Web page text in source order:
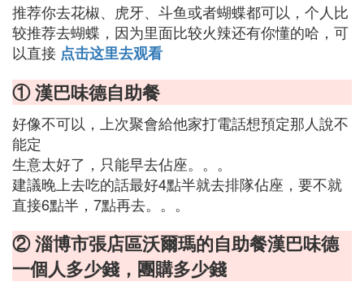
推荐你去花椒、虎牙、斗鱼或者蝴蝶都可以，个人比
较推荐去蝴蝶，因为里面比较火辣还有你懂的哈，可
以直接 点击这里去观看
① 漢巴味德自助餐
好像不可以，上次聚會給他家打電話想預定那人說不
能定
生意太好了，只能早去佔座。。。
建議晚上去吃的話最好4點半就去排隊佔座，要不就
直接6點半，7點再去。。。
② 淄博市張店區沃爾瑪的自助餐漢巴味德
一個人多少錢，團購多少錢